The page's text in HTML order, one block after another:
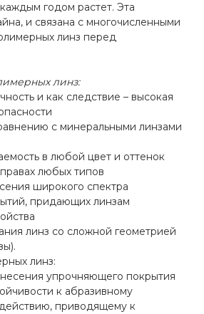
годом растет. Эта
и связана с многочисленными
линз перед
линз:
и как следствие – высокая
с минеральными линзами
в любой цвет и оттенок
любых типов
широкого спектра
придающих линзам
линз со сложной геометрией
линз:
упрочняющего покрытия
к абразивному
приводящему к